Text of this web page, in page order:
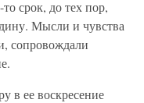
срок, до тех пор,
Мысли и чувства
сопровождали
в ее воскресение